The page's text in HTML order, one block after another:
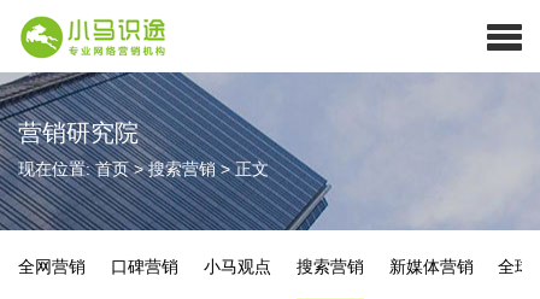
营销研究院
现在位置:首页>搜索营销>正文
全网营销 口碑营销 小马观点 搜索营销 新媒体营销 全球